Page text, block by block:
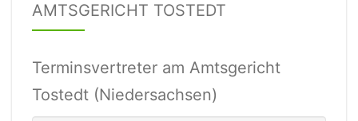
AMTSGERICHT TOSTEDT
Terminsvertreter am Amtsgericht
Tostedt (Niedersachsen)